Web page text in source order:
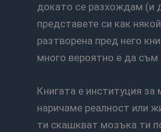
докато се разхождам (и
представете си как
разтворена пред него
много вероятно е да съм
Книгата е институция за мен. Своего рода бягство от малкото пространство, което
наричаме реалност или
ти скашкват мозъка ти